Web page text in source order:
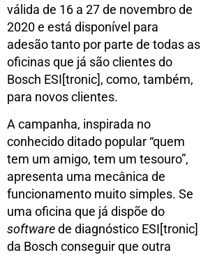
válida de 16 a 27 de novembro de
2020 e está disponível para
adesão tanto por parte de todas as
oficinas que já são clientes do
Bosch ESI[tronic], como, também,
para novos clientes.
A campanha, inspirada no
conhecido ditado popular “quem
tem um amigo, tem um tesouro”,
apresenta uma mecânica de
funcionamento muito simples. Se
uma oficina que já dispõe do
softwarede diagnóstico ESI[tronic]
da Bosch conseguir que outra